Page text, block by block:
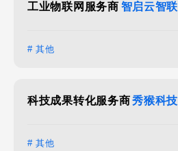
工业物联网服务商 智启云智联
# 其他
科技成果转化服务商秀猴科技
# 其他